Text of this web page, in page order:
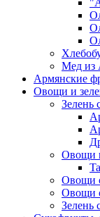
Мед из
Армянские
Овощи и
Зелень
Овощи
Овощи
Овощи
Зелень